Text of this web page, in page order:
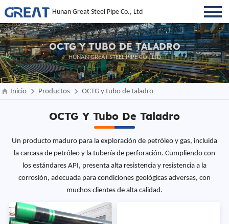
Hunan Great Steel Pipe Co., Ltd
OCTG Y TUBO DE TALADRO
HUNAN GREAT STEEL PIPE CO., LTD
Inicio Productos OCTG y tubo de taladro
OCTG Y Tubo De Taladro
Un producto maduro para la exploración de petróleo y gas, incluida
la carcasa de petróleo y la tubería de perforación. Cumpliendo con
los estándares API, presenta alta resistencia y resistencia a la
corrosión, adecuada para condiciones geológicas adversas, con
muchos clientes de alta calidad.